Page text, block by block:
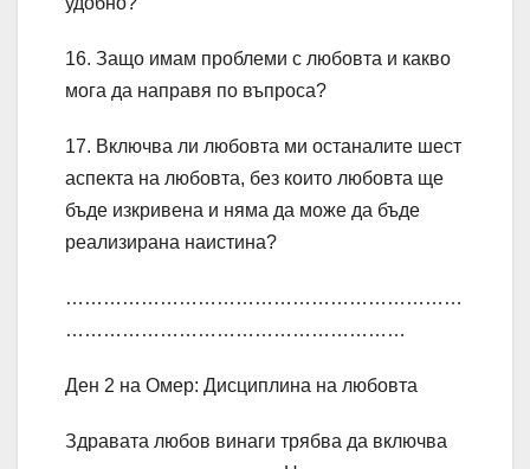
16. Защо имам проблеми с любовта и какво
мога да направя по въпроса?
17. Включва ли любовта ми останалите шест
аспекта на любовта, без които любовта ще
бъде изкривена и няма да може да бъде
реализирана наистина?
………………………………………………………
………………………………………………
Ден 2 на Омер: Дисциплина на любовта
Здравата любов винаги трябва да включва